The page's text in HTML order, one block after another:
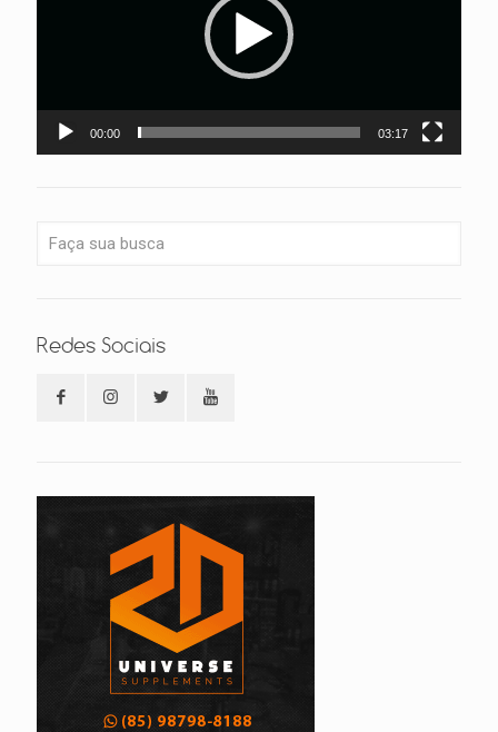
00:00 03:17
Redes Sociais